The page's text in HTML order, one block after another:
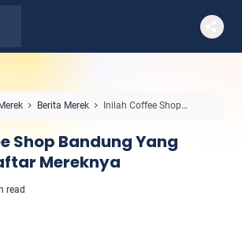
Berita Merek
Inilah Coffee Shop
Shop Bandung Yang
Mereknya
read